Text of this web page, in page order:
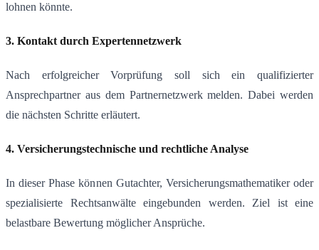
lohnen könnte.
3. Kontakt durch Expertennetzwerk
Nach erfolgreicher Vorprüfung soll sich ein qualifizierter
Ansprechpartner aus dem Partnernetzwerk melden. Dabei werden
die nächsten Schritte erläutert.
4. Versicherungstechnische und rechtliche Analyse
In dieser Phase können Gutachter, Versicherungsmathematiker oder
spezialisierte Rechtsanwälte eingebunden werden. Ziel ist eine
belastbare Bewertung möglicher Ansprüche.